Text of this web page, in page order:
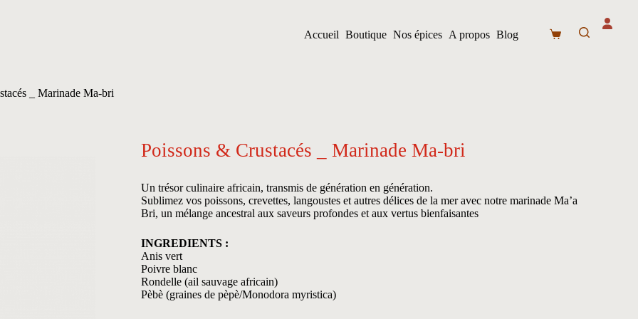
Accueil Boutique Nos épices A propos Blog
Panier
_ Marinade Ma-bri
Poissons & Crustacés _ Marinade Ma-bri
Un trésor culinaire africain, transmis de génération en génération.
Sublimez vos poissons, crevettes, langoustes et autres délices de la mer avec notre marinade Ma’a
Bri, un mélange ancestral aux saveurs profondes et aux vertus bienfaisantes
INGREDIENTS :
Anis vert
Poivre blanc
Rondelle (ail sauvage africain)
Pèbè (graines de pèpè/Monodora myristica)